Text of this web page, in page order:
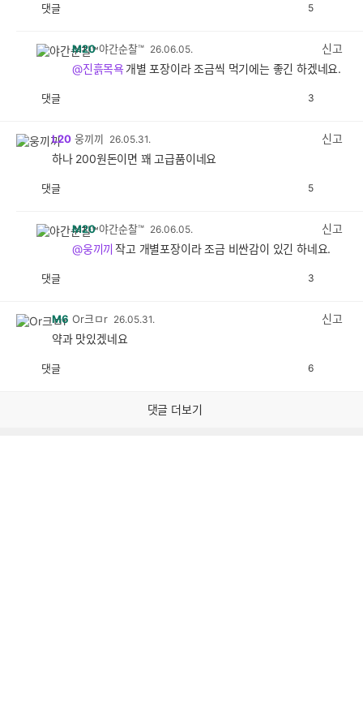
댓글 5
M20 야간순찰™ 26.06.05.
신고
@진흙목욕개별 포장이라 조금씩 먹기에는 좋긴 하겠네요.
댓글 3
L20 웅끼끼 26.05.31.
신고
하나 200원돈이면 꽤 고급품이네요
댓글 5
M20 야간순찰™ 26.06.05.
신고
@웅끼끼 작고 개별포장이라 조금 비싼감이 있긴 하네요.
댓글 3
M6 Or크ㅁr 26.05.31.
신고
약과 맛있겠네요
댓글 6
댓글 더보기